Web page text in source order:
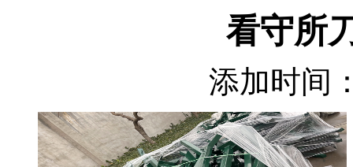
看守所
添加时间